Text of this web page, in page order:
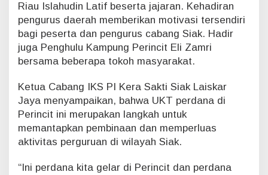
S
a
k
i
C
b
a
g
S
i
k
Riau Islahudin Latif beserta jajaran. Kehadiran
pengurus daerah memberikan motivasi tersendiri
bagi peserta dan pengurus cabang Siak. Hadir
juga Penghulu Kampung Perincit Eli Zamri
bersama beberapa tokoh masyarakat.
Ketua Cabang IKS PI Kera Sakti Siak Laiskar
Jaya menyampaikan, bahwa UKT perdana di
Perincit ini merupakan langkah untuk
memantapkan pembinaan dan memperluas
aktivitas perguruan di wilayah Siak.
“Ini perdana kita gelar di Perincit dan perdana